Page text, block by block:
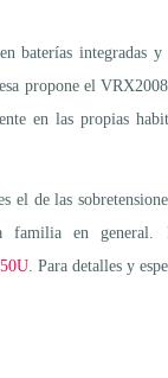
baterías
propone el
en las propias
de las
en
. Para detalles y